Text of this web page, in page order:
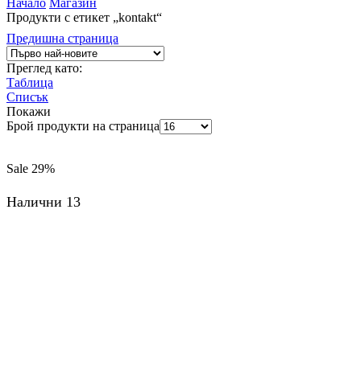
Продукти с етикет „kontakt“
Предишна страница
Преглед като:
Таблица
Списък
Покажи
Брой продукти на страница
Sale 29%
Налични 13